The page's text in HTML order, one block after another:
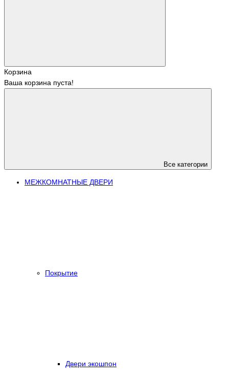
Корзина
Ваша корзина пуста!
Все категории
МЕЖКОМНАТНЫЕ ДВЕРИ
Покрытие
Двери экошпон